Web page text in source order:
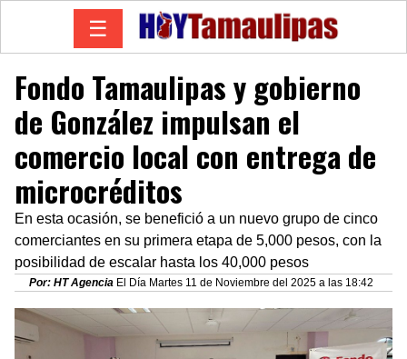
☰
Fondo Tamaulipas y gobierno
de González impulsan el
comercio local con entrega de
microcréditos
En esta ocasión, se benefició a un nuevo grupo de cinco
comerciantes en su primera etapa de 5,000 pesos, con la
posibilidad de escalar hasta los 40,000 pesos
Por: HT Agencia El Día Martes 11 de Noviembre del 2025 a las 18:42